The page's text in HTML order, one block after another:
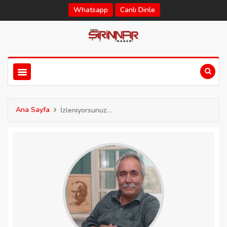
Whatsapp Canlı Dinle
Ana Sayfa İzleniyorsunuz…